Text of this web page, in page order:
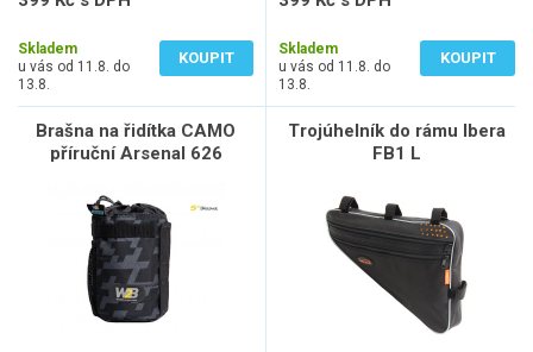
Skladem
u vás od 11.8. do
13.8.
KOUPIT
Skladem
u vás od 11.8. do
13.8.
KOUPIT
Brašna na řidítka CAMO
příruční Arsenal 626
Trojúhelník do rámu Ibera
FB1 L